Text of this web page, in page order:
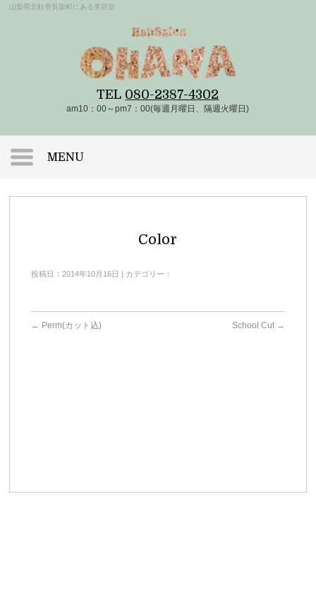
山梨県北杜市長坂町にある美容室
TEL 080-2387-4302
am10：00～pm7：00(毎週月曜日、隔週火曜日)
MENU
Color
投稿日：2014年10月16日 | カテゴリー：
← Perm(カット込) School Cut →